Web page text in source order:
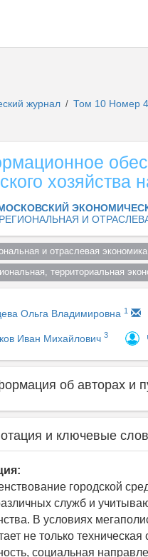
журнал / Том 10 Номер 4
хозяйства
РЕГИОНАЛЬНАЯ И
и отраслевая экономика
территориальная
Ольга Владимировна 1
Иван Михайлович 3
об авторах и
и ключевые
городской
служб и
В условиях
не только
социальная